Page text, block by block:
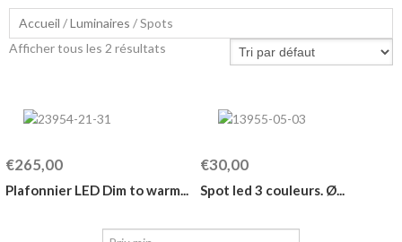
Accueil /Luminaires / Spots
Afficher tous les 2 résultats
€265,00
Plafonnier LED Dim to warm...
€30,00
Spot led 3 couleurs. Ø...